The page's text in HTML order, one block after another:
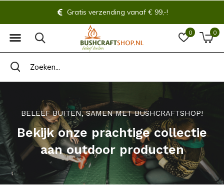
0 0
Gratis verzending vanaf € 99,-!
BELEEF BUITEN, SAMEN MET BUSHCRAFTSHOP!
Bekijk onze prachtige collectie
aan outdoor producten